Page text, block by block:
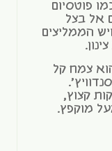
פוטסיום
אל בצל
הממליצים
צמח קל
קצוץ,
מוקפץ.